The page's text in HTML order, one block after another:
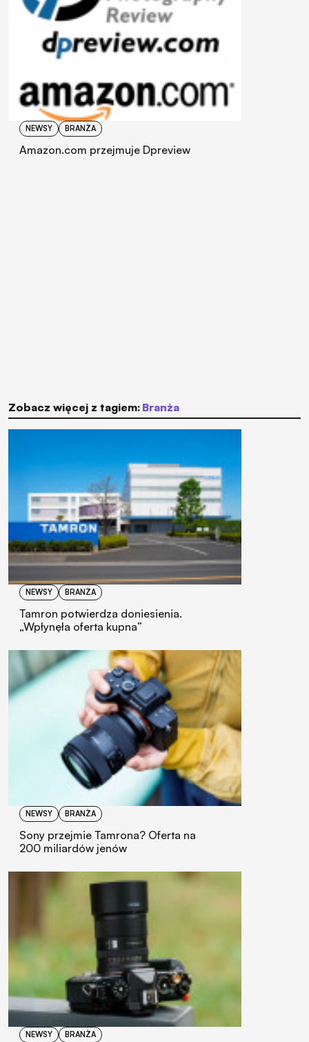
NEWSY BRANŻA
Amazon.com przejmuje Dpreview
Zobacz więcej z tagiem: branża
NEWSY BRANŻA
Tamron potwierdza doniesienia.
„Wpłynęła oferta kupna”
NEWSY BRANŻA
Sony przejmie Tamrona? Oferta na
200 miliardów jenów
NEWSY BRANŻA